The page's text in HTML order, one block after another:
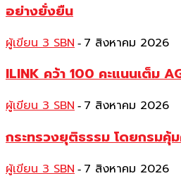
อย่างยั่งยืน
ผู้เขียน 3 SBN - 7 สิงหาคม 2026
ILINK คว้า 100 คะแนนเต็ม
ผู้เขียน 3 SBN - 7 สิงหาคม 2026
กระทรวงยุติธรรม โดยกรมคุ้
ผู้เขียน 3 SBN - 7 สิงหาคม 2026